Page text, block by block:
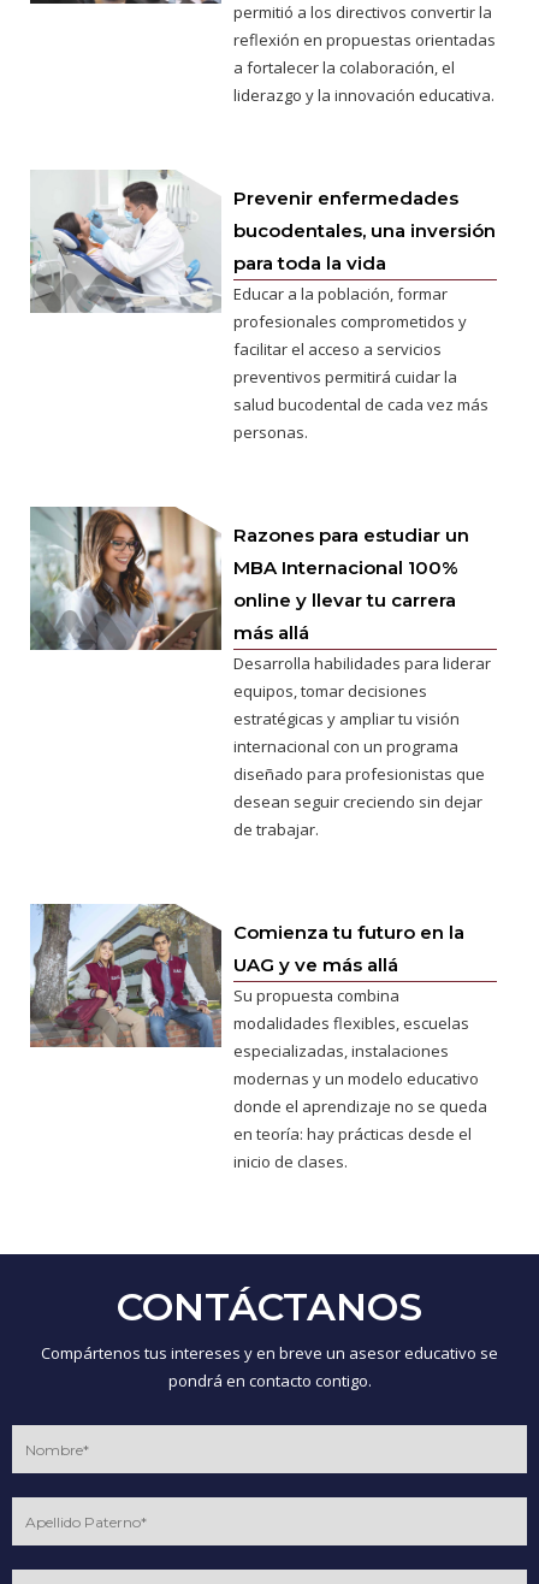
permitió a los directivos convertir la
reflexión en propuestas orientadas
a fortalecer la colaboración, el
liderazgo y la innovación educativa.
Prevenir enfermedades
bucodentales, una inversión
para toda la vida
Educar a la población, formar
profesionales comprometidos y
facilitar el acceso a servicios
preventivos permitirá cuidar la
salud bucodental de cada vez más
personas.
Razones para estudiar un
MBA Internacional 100%
online y llevar tu carrera
más allá
Desarrolla habilidades para liderar
equipos, tomar decisiones
estratégicas y ampliar tu visión
internacional con un programa
diseñado para profesionistas que
desean seguir creciendo sin dejar
de trabajar.
Comienza tu futuro en la
UAG y ve más allá
Su propuesta combina
modalidades flexibles, escuelas
especializadas, instalaciones
modernas y un modelo educativo
donde el aprendizaje no se queda
en teoría: hay prácticas desde el
inicio de clases.
CONTÁCTANOS
Compártenos tus intereses y en breve un asesor educativo se
pondrá en contacto contigo.